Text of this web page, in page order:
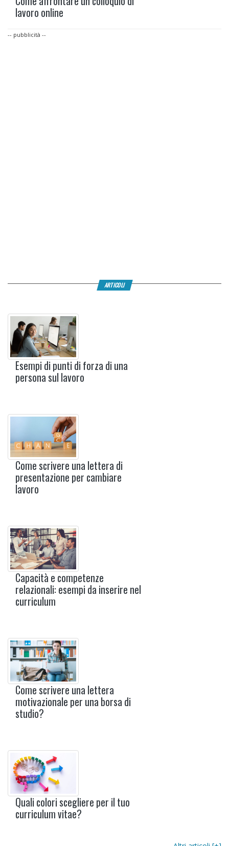
lavoro online
-- pubblicità --
ARTICOLI
Esempi di punti di forza di una
persona sul lavoro
Come scrivere una lettera di
presentazione per cambiare
lavoro
Capacità e competenze
relazionali: esempi da inserire nel
curriculum
Come scrivere una lettera
motivazionale per una borsa di
studio?
Quali colori scegliere per il tuo
curriculum vitae?